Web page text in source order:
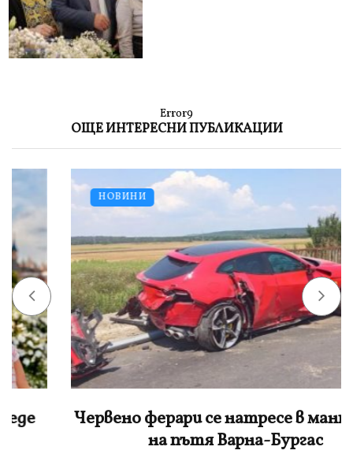
Error9
ОЩЕ ИНТЕРЕСНИ ПУБЛИКАЦИИ
Червено ферари се натресе в мантинела
на пътя Варна-Бургас